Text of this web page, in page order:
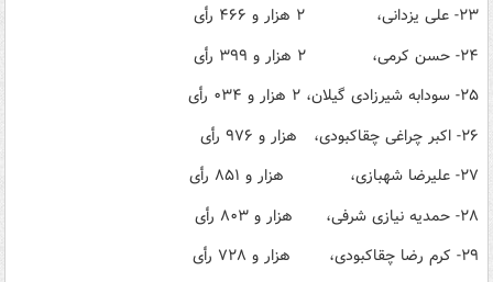
۲۳- علی یزدانی، ۲ هزار و ۴۶۶ رأی
۲۴- حسن کرمی، ۲ هزار و ۳۹۹ رأی
۲۵- سودابه شیرزادی گیلان، ۲ هزار و ۰۳۴ رأی
۲۶- اکبر چراغی چقاکبودی، هزار و ۹۷۶ رأی
۲۷- علیرضا شهبازی، هزار و ۸۵۱ رأی
۲۸- حمدیه نیازی شرفی، هزار و ۸۰۳ رأی
۲۹- کرم رضا چقاکبودی، هزار و ۷۲۸ رأی